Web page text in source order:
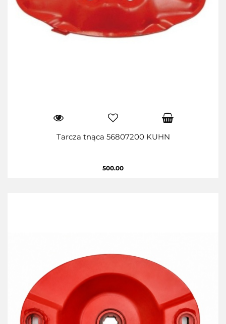
Tarcza tnąca 56807200 KUHN
500.00